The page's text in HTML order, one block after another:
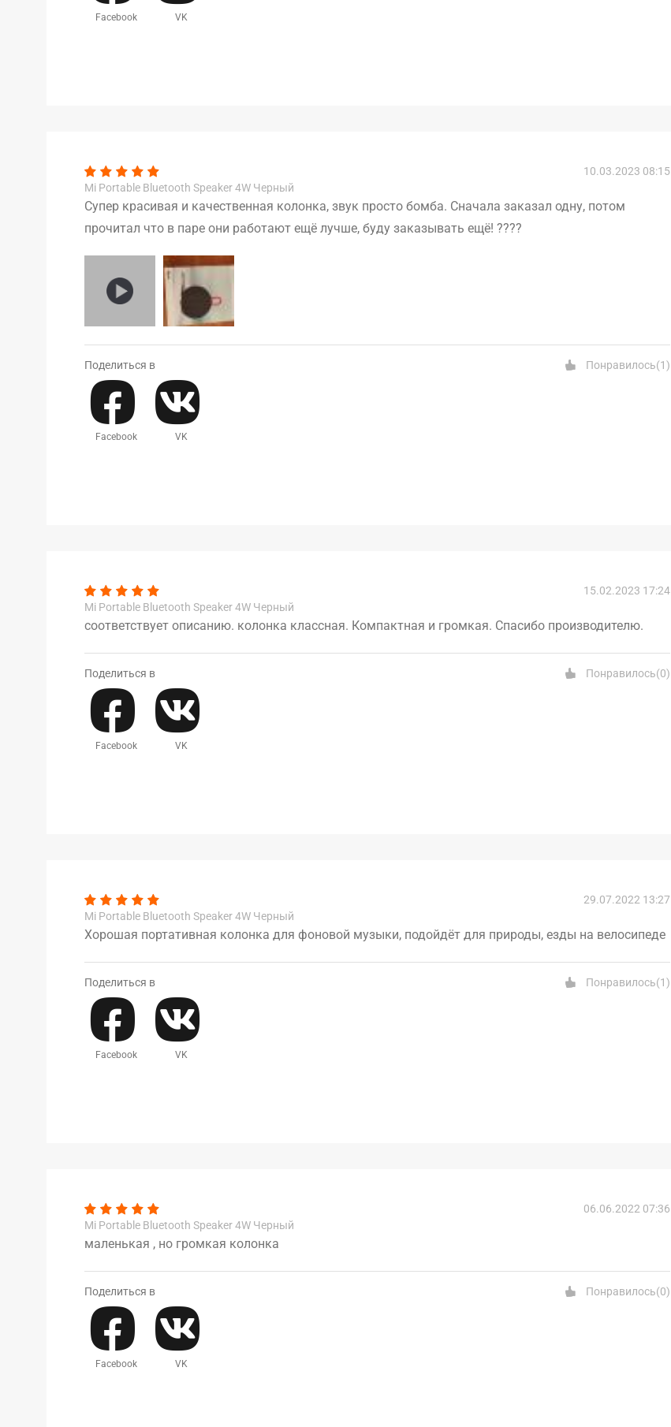
Facebook VK
10.03.2023 08:15
Mi Portable Bluetooth Speaker 4W Черный
Супер красивая и качественная колонка, звук просто бомба. Сначала заказал одну, потом
прочитал что в паре они работают ещё лучше, буду заказывать ещё! ????
Поделиться в
Facebook VK
Понравилось(1)
15.02.2023 17:24
Mi Portable Bluetooth Speaker 4W Черный
соответствует описанию. колонка классная. Компактная и громкая. Спасибо производителю.
Поделиться в
Facebook VK
Понравилось(0)
29.07.2022 13:27
Mi Portable Bluetooth Speaker 4W Черный
Хорошая портативная колонка для фоновой музыки, подойдёт для природы, езды на велосипеде
Поделиться в
Facebook VK
Понравилось(1)
06.06.2022 07:36
Mi Portable Bluetooth Speaker 4W Черный
маленькая , но громкая колонка
Поделиться в
Facebook VK
Понравилось(0)